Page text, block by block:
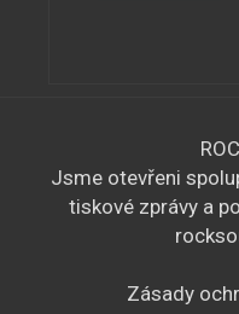
Jsme otevřeni
tiskové zprávy a
Zásady